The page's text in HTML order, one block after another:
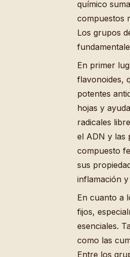
químico
compuestos
Los grupos
En primer
flavonoides,
potentes
hojas y
radicales
el ADN y las
compuesto
sus
inflamación
En cuanto a
fijos,
esenciales.
como las
Entre los